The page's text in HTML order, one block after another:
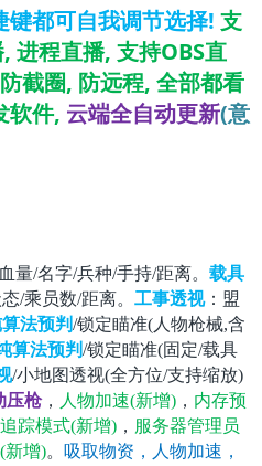
键都可自我调节选择! 支
进程直播, 支持OBS直
截圈, 防远程, 全部都看
软件, 云端全自动更新(意
量/名字/兵种/手持/距离。 载具
/乘员数/距离。 工事透视：盟
法预判/锁定瞄准(人物枪械,含
算法预判/锁定瞄准(固定/载具
/小地图透视(全方位/支持缩放)
压枪， 人物加速(新增) ， 内存预
踪模式(新增) ， 服务器管理员
新增)。 吸取物资，人物加速，